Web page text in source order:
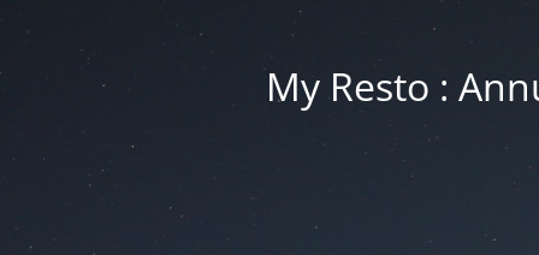
My Resto :